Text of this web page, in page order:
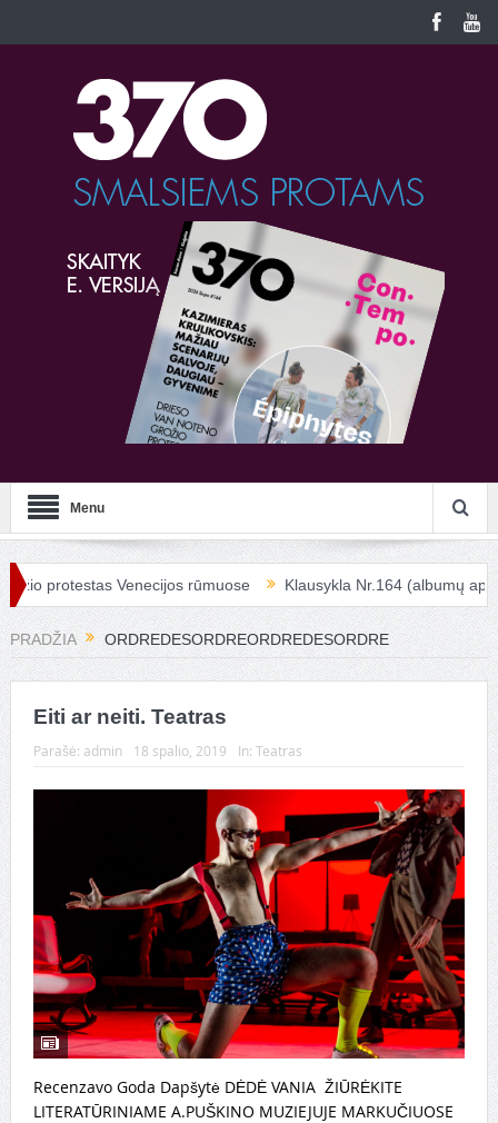
Menu
protestas Venecijos rūmuose Klausykla Nr.164 (albumų
PRADŽIA ORDREDESORDREORDREDESORDRE
Eiti ar neiti. Teatras
Parašė: admin 18 spalio, 2019 In: Teatras
Recenzavo Goda Dapšytė DĖDĖ VANIA ŽIŪRĖKITE
LITERATŪRINIAME A.PUŠKINO MUZIEJUJE MARKUČIUOSE